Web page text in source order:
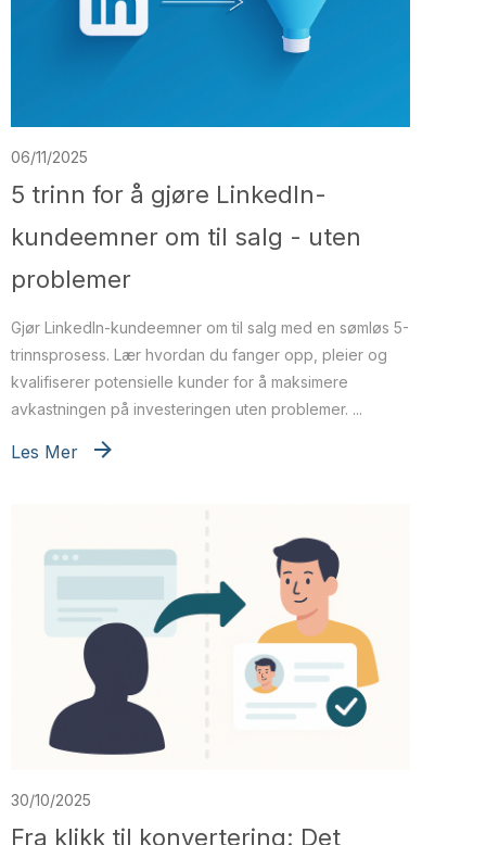
06/11/2025
5 trinn for å gjøre LinkedIn-
kundeemner om til salg - uten
problemer
Gjør LinkedIn-kundeemner om til salg med en sømløs 5-
trinnsprosess. Lær hvordan du fanger opp, pleier og
kvalifiserer potensielle kunder for å maksimere
avkastningen på investeringen uten problemer. ...
Les Mer
30/10/2025
Fra klikk til konvertering: Det